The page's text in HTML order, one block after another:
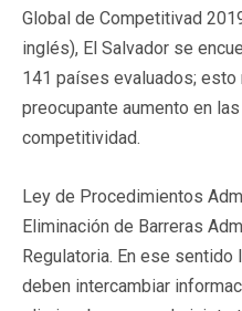
Global de Competitivad
inglés), El Salvador se
141 países evaluados;
preocupante aumento en
competitividad.
Ley de Procedimientos
Eliminación de Barreras
Regulatoria. En ese
deben intercambiar